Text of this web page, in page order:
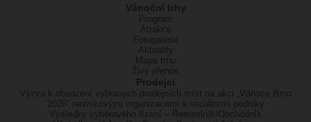
Vánoční trhy
Program
Atrakce
Fotogalerie
Aktuality
Mapa trhu
Živý přenos
Prodejci
Výzva k obsazení vybraných prodejních míst na akci „Vánoce Brno
2026“ neziskovými organizacemi a sociálními podniky
Výsledky výběrového řízení – Řemeslník/Obchodník